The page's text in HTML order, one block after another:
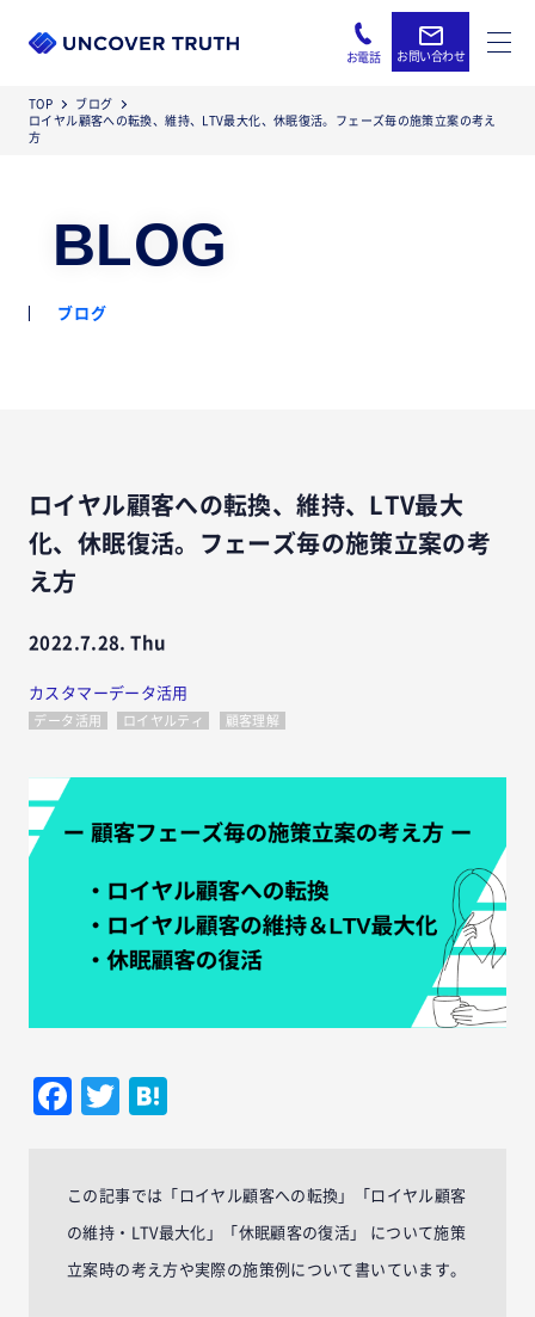
お問い合わせ
お電話
TOP
ブログ
ロイヤル顧客への転換、維持、LTV最大化、休眠復活。フェーズ毎の施策立案の考え
方
BLOG
ブログ
ロイヤル顧客への転換、維持、LTV最大
化、休眠復活。フェーズ毎の施策立案の考
え方
2022.7.28. Thu
カスタマーデータ活用
データ活用 ロイヤルティ 顧客理解
Facebook
Twitter
この記事では「ロイヤル顧客への転換」「ロイヤル顧客
の維持・LTV最大化」「休眠顧客の復活」 について施策
立案時の考え方や実際の施策例について書いています。